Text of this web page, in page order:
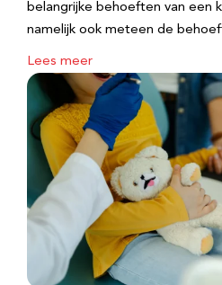
belangrijke behoeften van een
namelijk ook meteen de
Lees meer